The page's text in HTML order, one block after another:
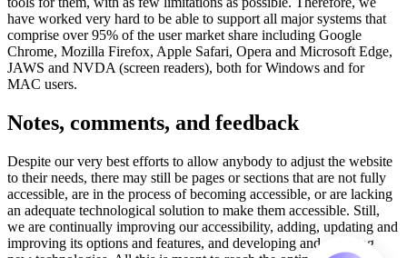
have worked very hard to be able to support all major systems that
comprise over 95% of the user market share including Google
Chrome, Mozilla Firefox, Apple Safari, Opera and Microsoft Edge,
JAWS and NVDA (screen readers), both for Windows and for
MAC users.
Notes, comments, and feedback
Despite our very best efforts to allow anybody to adjust the website
to their needs, there may still be pages or sections that are not fully
accessible, are in the process of becoming accessible, or are lacking
an adequate technological solution to make them accessible. Still,
we are continually improving our accessibility, adding, updating and
improving its options and features, and developing and adopting